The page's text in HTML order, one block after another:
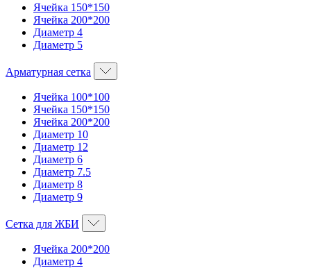
Ячейка 150*150
Ячейка 200*200
Диаметр 4
Диаметр 5
Арматурная сетка
Ячейка 100*100
Ячейка 150*150
Ячейка 200*200
Диаметр 10
Диаметр 12
Диаметр 6
Диаметр 7.5
Диаметр 8
Диаметр 9
Сетка для ЖБИ
Ячейка 200*200
Диаметр 4